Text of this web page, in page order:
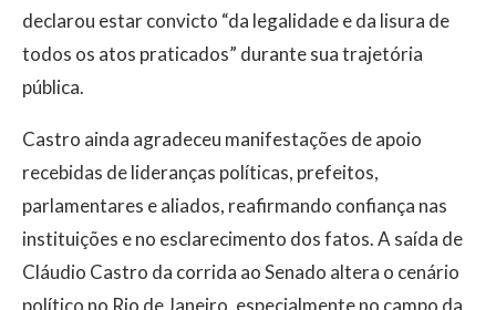
declarou estar convicto “da legalidade e da lisura de
todos os atos praticados” durante sua trajetória
pública.
Castro ainda agradeceu manifestações de apoio
recebidas de lideranças políticas, prefeitos,
parlamentares e aliados, reafirmando confiança nas
instituições e no esclarecimento dos fatos. A saída de
Cláudio Castro da corrida ao Senado altera o cenário
político no Rio de Janeiro, especialmente no campo da